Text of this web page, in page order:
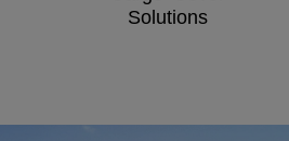
Solutions